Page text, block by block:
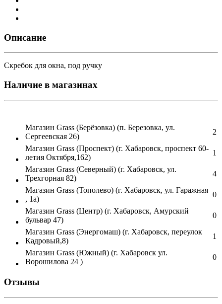
Описание
Скребок для окна, под ручку
Наличие в магазинах
Магазин Grass (Берёзовка) (п. Березовка, ул.
Сергеевская 26)
2
Магазин Grass (Проспект) (г. Хабаровск, проспект 60-
летия Октября,162)
1
Магазин Grass (Северный) (г. Хабаровск, ул.
Трехгорная 82)
4
Магазин Grass (Тополево) (г. Хабаровск, ул. Гаражная
, 1а)
0
Магазин Grass (Центр) (г. Хабаровск, Амурский
бульвар 47)
0
Магазин Grass (Энергомаш) (г. Хабаровск, переулок
Кадровый,8)
1
Магазин Grass (Южный) (г. Хабаровск ул.
Ворошилова 24 )
0
Отзывы